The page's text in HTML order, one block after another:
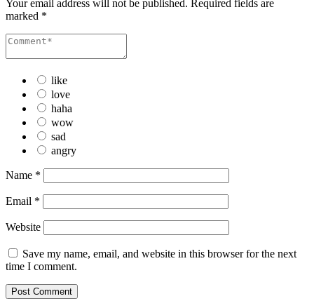
Your email address will not be published. Required fields are
marked *
like
love
haha
wow
sad
angry
Name *
Email *
Website
Save my name, email, and website in this browser for the next
time I comment.